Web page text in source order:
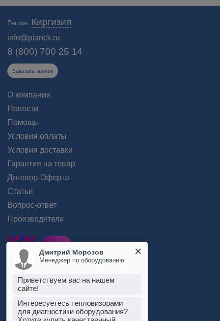
на этот вопрос - "Планк"!
Регион: Киргизия
info@planck.ru
8 (800) 700 25 14
Заказать звонок
О компании
Новости
Помощь
Условия оплаты
Условия доставки
Гарантия на товар
Договор-Оферта
Статьи
Вопрос-ответ
Производители
Пользовательское соглашение
Дмитрий Морозов
Менеджер по оборудованию
Приветствуем вас на нашем
сайте!
для диагностики оборудования?
Хотите купить качественный